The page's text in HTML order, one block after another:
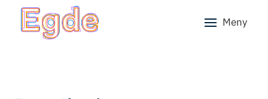
Skip to main content Meny